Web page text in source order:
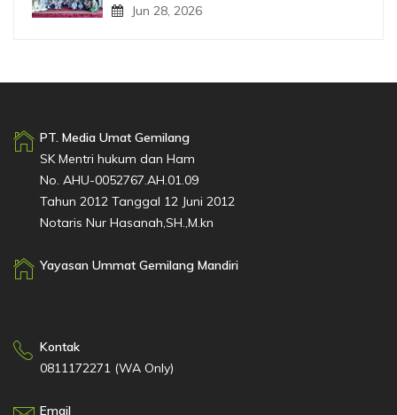
Jun 28, 2026
PT. Media Umat Gemilang
SK Mentri hukum dan Ham
No. AHU-0052767.AH.01.09
Tahun 2012 Tanggal 12 Juni 2012
Notaris Nur Hasanah,SH.,M.kn
Yayasan Ummat Gemilang Mandiri
Kontak
0811172271 (WA Only)
Email